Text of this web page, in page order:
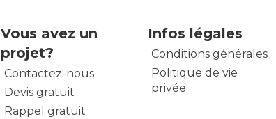
Vous avez un
projet?
Contactez-nous
Devis gratuit
Rappel gratuit
Infos légales
Conditions générales
Politique de vie
privée